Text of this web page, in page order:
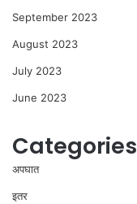
September 2023
August 2023
July 2023
June 2023
Categories
अपघात
इतर